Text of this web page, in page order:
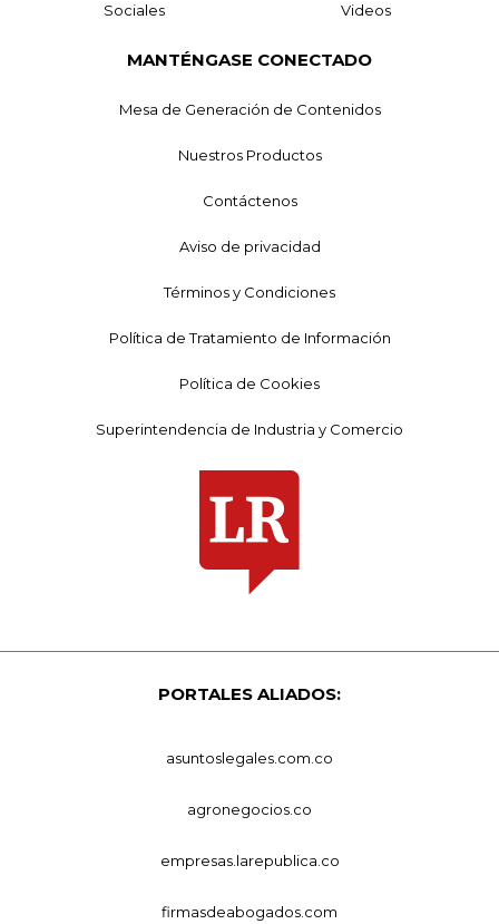
Sociales Videos
MANTÉNGASE CONECTADO
Mesa de Generación de Contenidos
Nuestros Productos
Contáctenos
Aviso de privacidad
Términos y Condiciones
Política de Tratamiento de Información
Política de Cookies
Superintendencia de Industria y Comercio
PORTALES ALIADOS:
asuntoslegales.com.co
agronegocios.co
empresas.larepublica.co
firmasdeabogados.com